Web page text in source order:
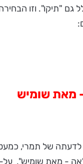
גם "תיקו". וזו
מאת שומיש
- מאת שומיש",